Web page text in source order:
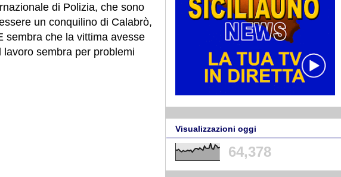
di Polizia, che sono
un conquilino di Calabrò,
sembra che la vittima avesse
sembra per problemi
Visualizzazioni oggi
64,378